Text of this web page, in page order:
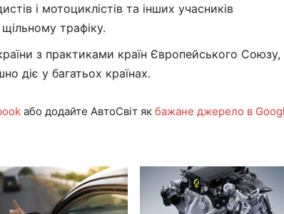
і мотоциклістів та інших учасників
трафіку.
з практиками країн Європейського Союзу,
діє у багатьох країнах.
або додайте АвтоСвіт як бажане джерело в